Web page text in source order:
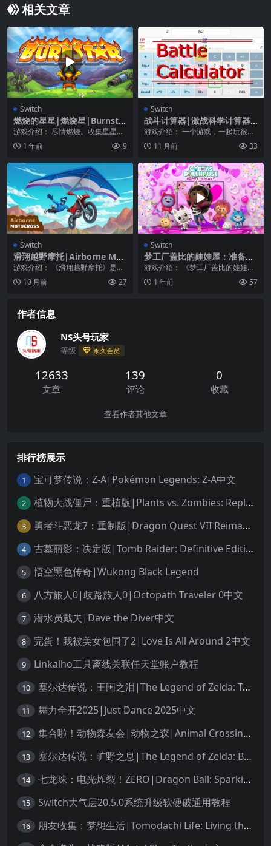
相关文章
Switch
燃烧的星星|燃烧星|Burnstar
中文
游戏介绍： 尽情燃烧。收集星星。
Burnstar 是一款具有挑战性的快节
奏动作...
1 年前 9
Switch
战斗计算器|激战科学计算器|
Battle Calculator
游戏介绍： 一个游戏，一起玩很有
趣，并且会稍微动动你的大脑。激
战科学计算器 将测...
11 月前 33
Switch
滑翔越野摩托|Airborne Mot
ocross中文
游戏介绍： 《滑翔越野摩托》是一
款以特技摩托为主题的游戏，非常
清新的卡通画风，玩...
10 月前 27
Switch
梦工厂盖比的娃娃屋：准备开
派对|DreamWorks Gabby’s
中文
游戏介绍： 《梦工厂盖比的娃娃
屋：准备开派对》加比和加比猫开
个派对。探索神奇的世...
1 年前 57
作者信息
NS头号玩家
等级 永久会员
12633
文章
139
评论
0
收藏
查看作者其他文章
排行榜展示
1 宝可梦传说：Z-A|Pokémon Legends: Z-A中文
2 植物大战僵尸：重植版|Plants vs. Zombies: Replanted中文
3 勇者斗恶龙7：重制版|Dragon Quest VII Reimagined中文
4 古墓丽影：决定版|Tomb Raider: Definitive Edition中文
5 悟空黑色传奇|Wukong Black Legend
6 八方旅人0|歧路旅人0|Octopath Traveler 0中文
7 潜水员戴夫|Dave the Diver中文
8 完蛋！我被美女包围了2|Love Is All Around 2中文
9 Linkalho工具离线关联任天堂账户教程
10 塞尔达传说：王国之泪|The Legend of Zelda: Tears of the Kingdom中文
11 舞力全开2025|Just Dance 2025中文
12 集合啦！动物森友会|动物之森|Animal Crossing: New Horizons中文
13 塞尔达传说：旷野之息|The Legend of Zelda: Breath of the Wild中文
14 七龙珠：电光炸裂！ZERO|Dragon Ball: Sparking! Zero中文
15 Switch大气层20.5.0系统升级软硬破通用教程
16 朋友收集：梦想生活|Tomodachi Life: Living the Dream中文